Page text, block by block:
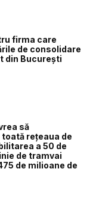
firma care
de consolidare
din Bucureşti
să
rețeaua de
a 50 de
de tramvai
de milioane de